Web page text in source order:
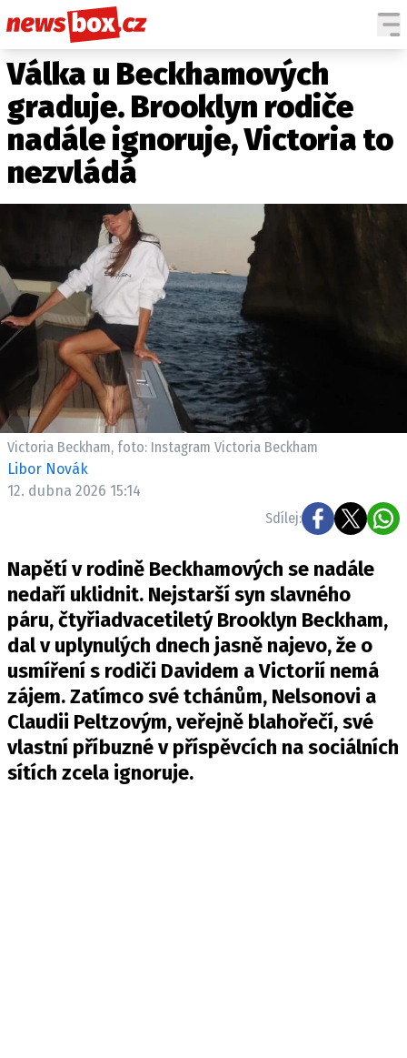
DOMÁCÍ
ZAHRANIČÍ
POČASÍ
KRIMI
EKONOMIKA
SPOLEČNOST
SPORT
ČESKÉ CELEBRITY
SVĚTOVÉ CELEBRITY
SLEDUJTE NÁS NA|
Máte příběh, fotku nebo video?
Pošlete e-mail na newsbox.cz
VYDAVATEL
INZERCE
OSOBNÍ ÚDAJE / COOKIES
VOLNÁ MÍSTA
Provozovatelem serveru newsbox.cz je
INCORP MEDIA GROUP s.r.o., IČ: 118 23 054
Válka u Beckhamových
graduje. Brooklyn rodiče
nadále ignoruje, Victoria to
nezvládá
Victoria Beckham, foto: Instagram Victoria Beckham
Libor Novák
12. dubna 2026 15:14
Sdílej:
Napětí v rodině Beckhamových se nadále
nedaří uklidnit. Nejstarší syn slavného
páru, čtyřiadvacetiletý Brooklyn Beckham,
dal v uplynulých dnech jasně najevo, že o
usmíření s rodiči Davidem a Victorií nemá
zájem. Zatímco své tchánům, Nelsonovi a
Claudii Peltzovým, veřejně blahořečí, své
vlastní příbuzné v příspěvcích na sociálních
sítích zcela ignoruje.